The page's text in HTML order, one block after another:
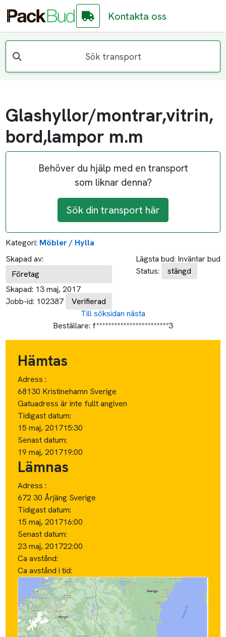
Kontakta oss
Sök transport
Glashyllor/montrar,vitrin,
bord,lampor m.m
Behöver du hjälp med en transport
som liknar denna?
Sök din transport här
Kategori: Möbler / Hylla
Skapad av:
Företag
Skapad: 13 maj, 2017
Jobb-id: 102387 Verifierad
Lägsta bud: Inväntar bud
Status:
stängd
Till söksidan nästa
Beställare: f************************3
Hämtas
Adress :
68130 Kristinehamn Sverige
Gatuadress är inte fullt angiven
Tidigast datum:
15 maj, 201715:30
Senast datum:
19 maj, 201719:00
Lämnas
Adress :
672 30 Årjäng Sverige
Tidigast datum:
15 maj, 201716:00
Senast datum:
23 maj, 201722:00
Ca avstånd:
Ca avstånd i tid: